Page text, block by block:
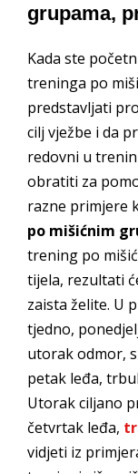
grupama,
Kada ste
treninga po
predstavljati
cilj vježbe i da
redovni u
obratiti za
razne primjere
po mišićnim
trening po
tijela, rezultati
zaista želite. U
tjedno,
utorak odmor,
petak leđa,
Utorak ciljano
četvrtak leđa,
vidjeti iz